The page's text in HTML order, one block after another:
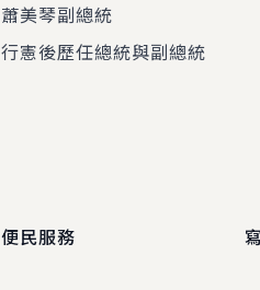
蕭美琴副總統
行憲後歷任總統與副總統
便民服務